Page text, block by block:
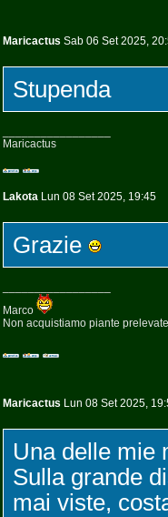
Maricactus Sab 06 Set 2025,
Stupenda
Maricactus
Lakota Lun 08 Set 2025, 19:45
Grazie
Marco
Non acquistiamo piante
Maricactus Lun 08 Set 2025,
Una delle mie
Sulla grande
mai viste,